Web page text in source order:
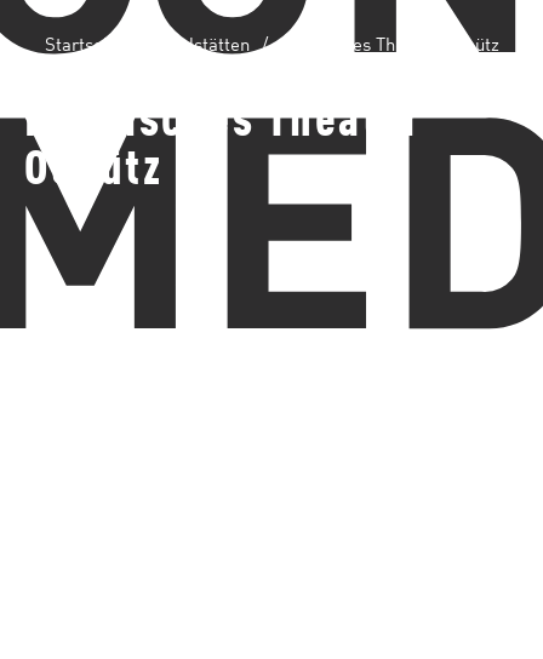
Startseite Spielstätten Mährisches Theater Olmütz
Mährisches Theater
Olmütz